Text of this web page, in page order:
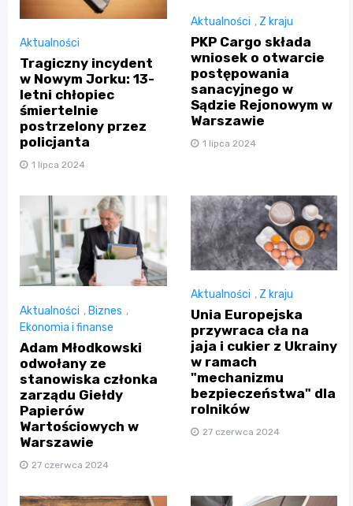
Aktualności
Tragiczny incydent
w Nowym Jorku: 13-
letni chłopiec
śmiertelnie
postrzelony przez
policjanta
1 lipca 2024
Aktualności , Z kraju
PKP Cargo składa
wniosek o otwarcie
postępowania
sanacyjnego w
Sądzie Rejonowym w
Warszawie
1 lipca 2024
Aktualności , Biznes ,
Ekonomia i finanse
Adam Młodkowski
odwołany ze
stanowiska członka
zarządu Giełdy
Papierów
Wartościowych w
Warszawie
27 czerwca 2024
Aktualności , Z kraju
Unia Europejska
przywraca cła na
jaja i cukier z Ukrainy
w ramach
"mechanizmu
bezpieczeństwa" dla
rolników
27 czerwca 2024